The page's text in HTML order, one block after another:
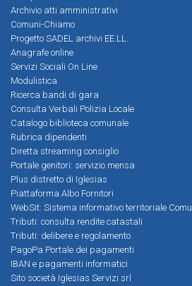
Archivio atti amministrativi
Comuni-Chiamo
Progetto SADEL archivi EE.LL.
Anagrafe online
Servizi Sociali On Line
Modulistica
Ricerca bandi di gara
Consulta Verbali Polizia Locale
Catalogo biblioteca comunale
Rubrica dipendenti
Diretta streaming consiglio
Portale genitori: servizio mensa
Plus distretto di Iglesias
Piattaforma Albo Fornitori
WebSit: Sistema informativo territoriale
Tributi: consulta rendite catastali
Tributi: delibere e regolamento
PagoPa Portale dei pagamenti
IBAN e pagamenti informatici
Sito società Iglesias Servizi srl